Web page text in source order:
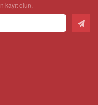
kayıt olun.